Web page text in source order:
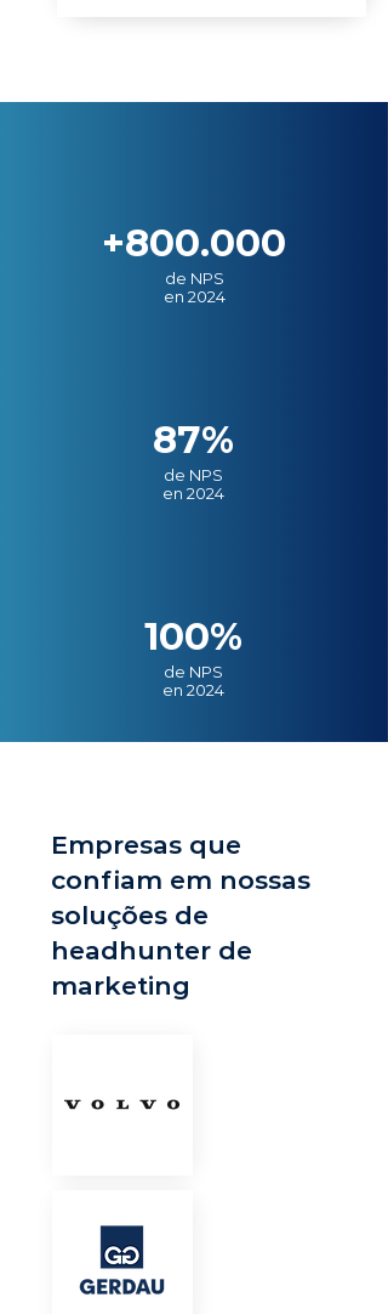
+800.000
de NPS
en 2024
87%
de NPS
en 2024
100%
de NPS
en 2024
Empresas que
confiam em nossas
soluções de
headhunter de
marketing